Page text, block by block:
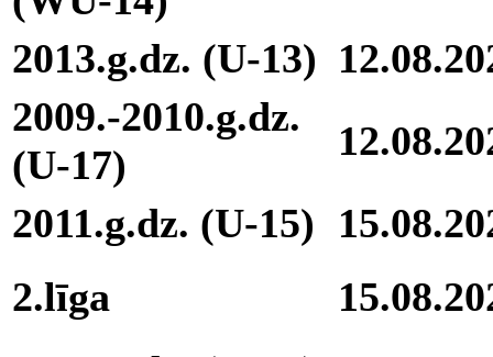
2013.g.dz. (U-13)
2009.-2010.g.dz.
(U-17)
2011.g.dz. (U-15)
2.līga